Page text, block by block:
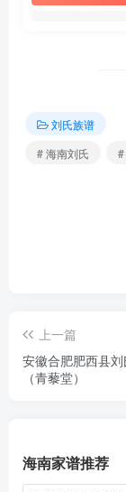
刘氏族谱
# 海南刘氏
上一篇
安徽合肥肥西县
（青藜堂）
海南家谱推荐